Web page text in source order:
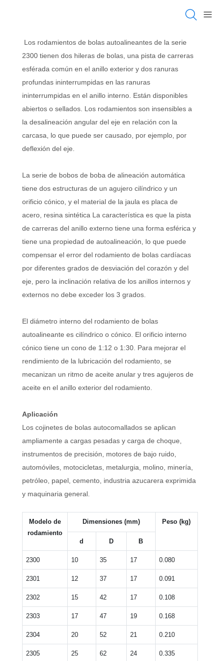
Los rodamientos de bolas autoalineantes de la serie
2300 tienen dos hileras de bolas, una pista de carreras
esférada común en el anillo exterior y dos ranuras
profundas ininterrumpidas en las ranuras
ininterrumpidas en el anillo interno. Están disponibles
abiertos o sellados. Los rodamientos son insensibles a
la desalineación angular del eje en relación con la
carcasa, lo que puede ser causado, por ejemplo, por
deflexión del eje.
La serie de bobos de boba de alineación automática
tiene dos estructuras de un agujero cilíndrico y un
orificio cónico, y el material de la jaula es placa de
acero, resina sintética La característica es que la pista
de carreras del anillo externo tiene una forma esférica y
tiene una propiedad de autoalineación, lo que puede
compensar el error del rodamiento de bolas cardíacas
por diferentes grados de desviación del corazón y del
eje, pero la inclinación relativa de los anillos internos y
externos no debe exceder los 3 grados.
El diámetro interno del rodamiento de bolas
autoalineante es cilíndrico o cónico. El orificio interno
cónico tiene un cono de 1:12 o 1:30. Para mejorar el
rendimiento de la lubricación del rodamiento, se
mecanizan un ritmo de aceite anular y tres agujeros de
aceite en el anillo exterior del rodamiento.
Aplicación
Los cojinetes de bolas autocomallados se aplican
ampliamente a cargas pesadas y carga de choque,
instrumentos de precisión, motores de bajo ruido,
automóviles, motocicletas, metalurgia, molino, minería,
petróleo, papel, cemento, industria azucarera exprimida
y maquinaria general.
Modelo de
rodamiento
Dimensiones (mm) Peso (kg)
d D B
2300 10 35 17 0.080
2301 12 37 17 0.091
2302 15 42 17 0.108
2303 17 47 19 0.168
2304 20 52 21 0.210
2305 25 62 24 0.335